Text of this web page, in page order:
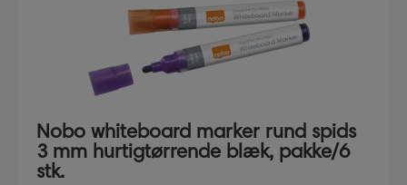
Nobo whiteboard marker rund spids
3 mm hurtigtørrende blæk, pakke/6
stk.